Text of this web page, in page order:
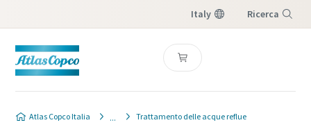
Italy Ricerca
Atlas Copco Italia Trattamento delle acque reflue